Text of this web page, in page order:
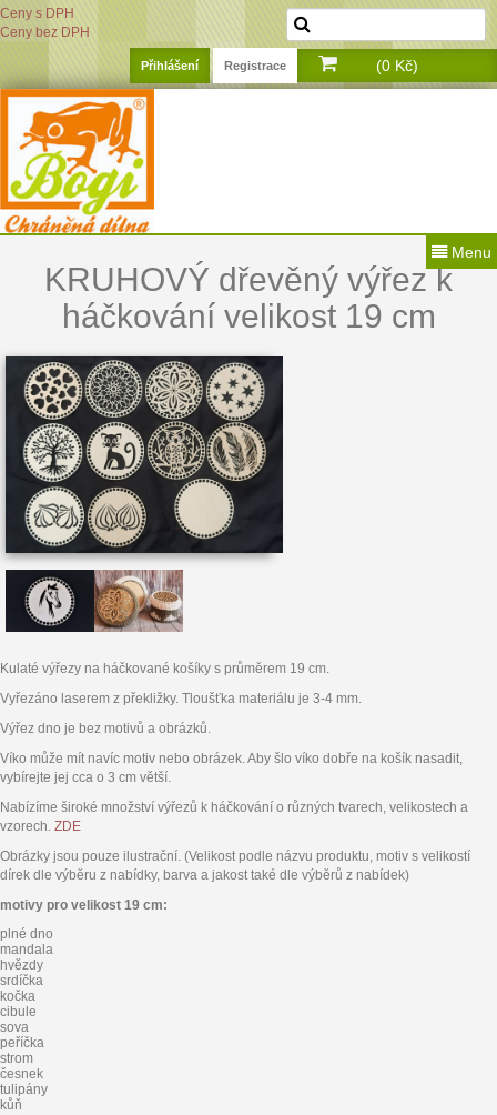
Menu
Přihlášení Registrace
Ceny s DPH
Ceny bez DPH
(0 Kč)
KRUHOVÝ dřevěný výřez k
háčkování velikost 19 cm
Kulaté výřezy na háčkované košíky s průměrem 19 cm.
Vyřezáno laserem z překližky. Tloušťka materiálu je 3-4 mm.
Výřez dno je bez motivů a obrázků.
Víko může mít navíc motiv nebo obrázek. Aby šlo víko dobře na košík nasadit,
vybírejte jej cca o 3 cm větší.
Nabízíme široké množství výřezů k háčkování o různých tvarech, velikostech a
vzorech. ZDE
Obrázky jsou pouze ilustrační. (Velikost podle názvu produktu, motiv s velikostí
dírek dle výběru z nabídky, barva a jakost také dle výběrů z nabídek)
motivy pro velikost 19 cm:
plné dno
mandala
hvězdy
srdíčka
kočka
cibule
sova
peříčka
strom
česnek
tulipány
kůň